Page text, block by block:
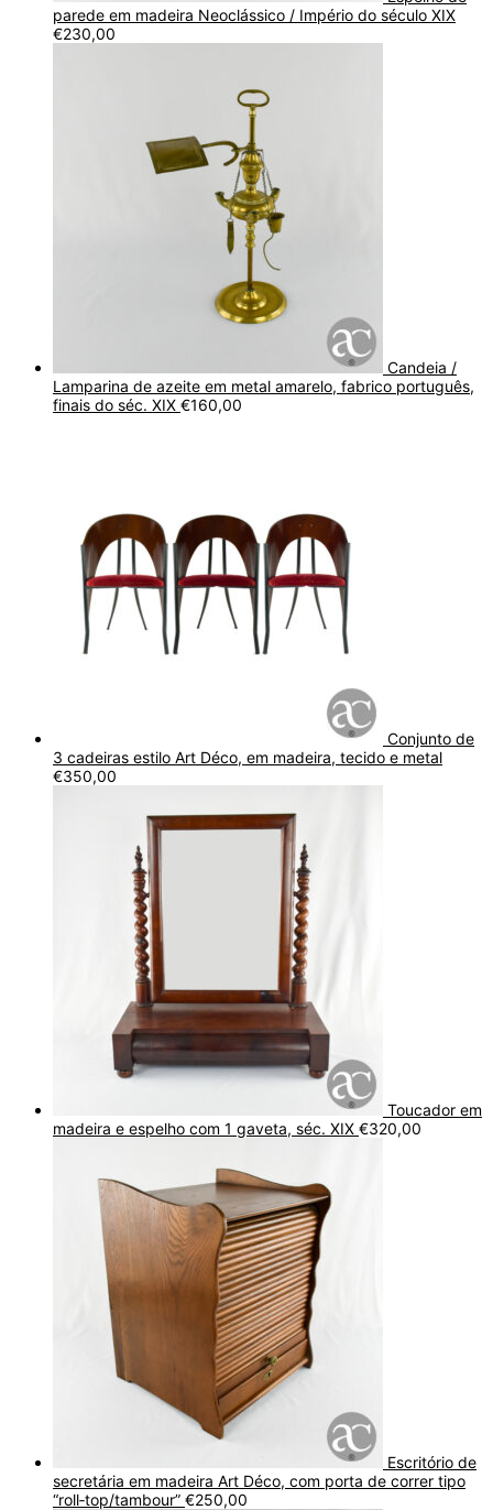
parede em madeira Neoclássico / Império do século XIX
€230,00
Candeia /
Lamparina de azeite em metal amarelo, fabrico português,
finais do séc. XIX €160,00
Conjunto de
3 cadeiras estilo Art Déco, em madeira, tecido e metal
€350,00
Toucador em
madeira e espelho com 1 gaveta, séc. XIX €320,00
Escritório de
secretária em madeira Art Déco, com porta de correr tipo
“roll‑top/tambour” €250,00